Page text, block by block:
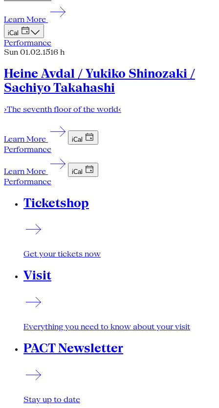
Learn More
iCal
Performance
Sun 01.02.1516 h
Heine Avdal / Yukiko Shinozaki /
Sachiyo Takahashi
›The seventh floor of the world‹
Learn More iCal
Performance
Learn More iCal
Performance
Ticketshop
Get your tickets now
Visit
Everything you need to know about your visit
PACT Newsletter
Stay up to date